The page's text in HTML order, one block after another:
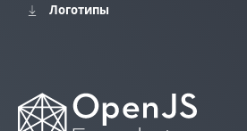
Логотипы